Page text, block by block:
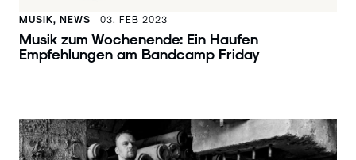
MUSIK, NEWS 03. FEB 2023
Musik zum Wochenende: Ein Haufen
Empfehlungen am Bandcamp Friday